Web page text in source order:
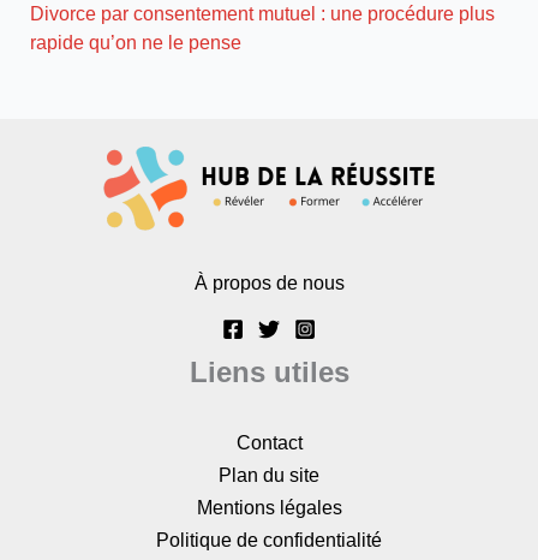
Divorce par consentement mutuel : une procédure plus
rapide qu’on ne le pense
À propos de nous
Liens utiles
Contact
Plan du site
Mentions légales
Politique de confidentialité